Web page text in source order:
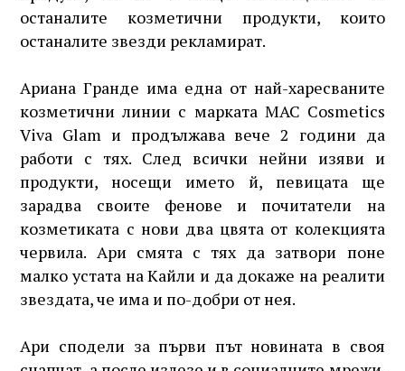
останалите козметични продукти, които
останалите звезди рекламират.
Ариана Гранде има една от най-харесваните
козметични линии с марката MAC Cosmetics
Viva Glam и продължава вече 2 години да
работи с тях. След всички нейни изяви и
продукти, носещи името й, певицата ще
зарадва своите фенове и почитатели на
козметиката с нови два цвята от колекцията
червила. Ари смята с тях да затвори поне
малко устата на Кайли и да докаже на реалити
звездата, че има и по-добри от нея.
Ари сподели за първи път новината в своя